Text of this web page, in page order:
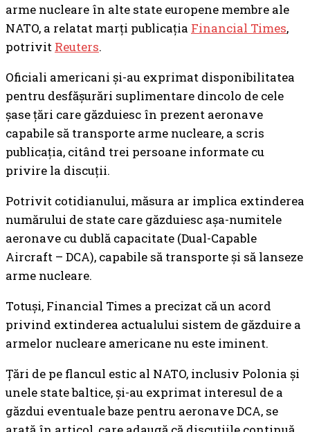
arme nucleare în alte state europene membre ale
NATO, a relatat marți publicația Financial Times,
potrivit Reuters.
Oficiali americani și-au exprimat disponibilitatea
pentru desfășurări suplimentare dincolo de cele
șase țări care găzduiesc în prezent aeronave
capabile să transporte arme nucleare, a scris
publicația, citând trei persoane informate cu
privire la discuții.
Potrivit cotidianului, măsura ar implica extinderea
numărului de state care găzduiesc așa-numitele
aeronave cu dublă capacitate (Dual-Capable
Aircraft – DCA), capabile să transporte și să lanseze
arme nucleare.
Totuși, Financial Times a precizat că un acord
privind extinderea actualului sistem de găzduire a
armelor nucleare americane nu este iminent.
Țări de pe flancul estic al NATO, inclusiv Polonia și
unele state baltice, și-au exprimat interesul de a
găzdui eventuale baze pentru aeronave DCA, se